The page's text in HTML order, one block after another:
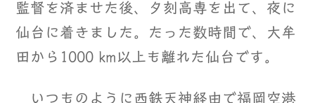
監督を済ませた後、夕刻高専を出て、夜に
仙台に着きました。たった数時間で、大牟
田から1000 km以上も離れた仙台です。
いつものように西鉄天神経由で福岡空港